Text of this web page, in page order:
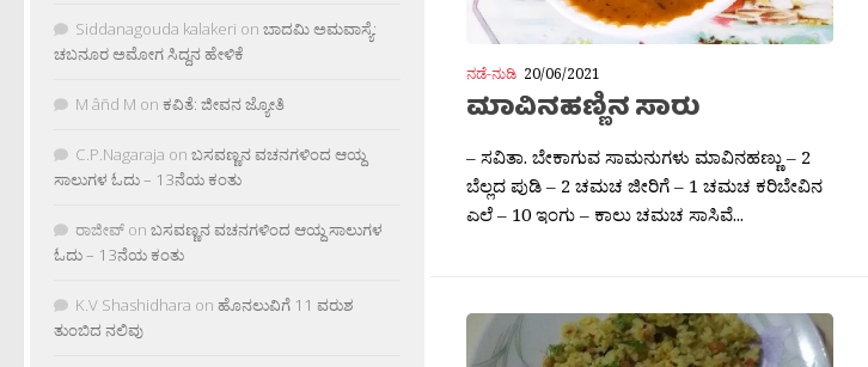
ನಡೆ-ನುಡಿ 20/06/2021
ಮಾವಿನಹಣ್ಣಿನ ಸಾರು
– ಸವಿತಾ. ಬೇಕಾಗುವ ಸಾಮನುಗಳು ಮಾವಿನಹಣ್ಣು – 2
ಬೆಲ್ಲದ ಪುಡಿ – 2 ಚಮಚ ಜೀರಿಗೆ – 1 ಚಮಚ ಕರಿಬೇವಿನ
ಎಲೆ – 10 ಇಂಗು – ಕಾಲು ಚಮಚ ಸಾಸಿವೆ...
Siddanagouda kalakeri on ಬಾದಮಿ ಅಮವಾಸ್ಯೆ:
ಚಬನೂರ ಅಮೋಗ ಸಿದ್ದನ ಹೇಳಿಕೆ
M âñd M on ಕವಿತೆ: ಜೀವನ ಜ್ಯೋತಿ
C.P.Nagaraja on ಬಸವಣ್ಣನ ವಚನಗಳಿಂದ ಆಯ್ದ
ಸಾಲುಗಳ ಓದು – 13ನೆಯ ಕಂತು
ರಾಜೀವ್ on ಬಸವಣ್ಣನ ವಚನಗಳಿಂದ ಆಯ್ದ ಸಾಲುಗಳ
ಓದು – 13ನೆಯ ಕಂತು
K.V Shashidhara on ಹೊನಲುವಿಗೆ 11 ವರುಶ
ತುಂಬಿದ ನಲಿವು